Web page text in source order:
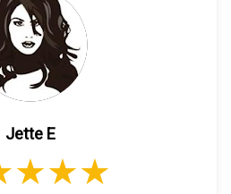
Jette E